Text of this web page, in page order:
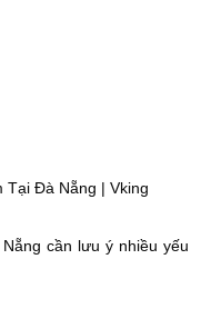
Tại Đà Nẵng | Vking
cần lưu ý nhiều yếu